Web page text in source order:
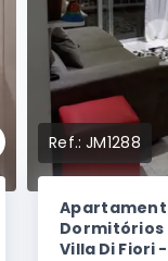
Ref.:JM1288
Dormitórios
Villa Di Fiori